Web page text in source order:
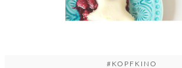
#KOPFKINO